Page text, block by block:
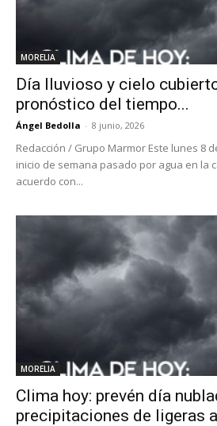
MORELIA
Día lluvioso y cielo
pronóstico del tiempo...
Ángel Bedolla - 8 junio, 2026
Redacción / Grupo Marmor Este lunes 8
inicio de semana pasado por agua en la
acuerdo con...
MORELIA
Clima hoy: prevén día
precipitaciones de ligeras